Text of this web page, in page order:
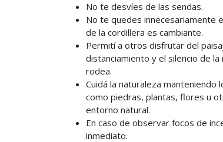
No te desvíes de las sendas.
No te quedes innecesariamente
de la cordillera es cambiante.
Permití a otros disfrutar del
distanciamiento y el silencio de
rodea.
Cuidá la naturaleza manteniendo
como piedras, plantas, flores u
entorno natural.
En caso de observar focos de
inmediato.